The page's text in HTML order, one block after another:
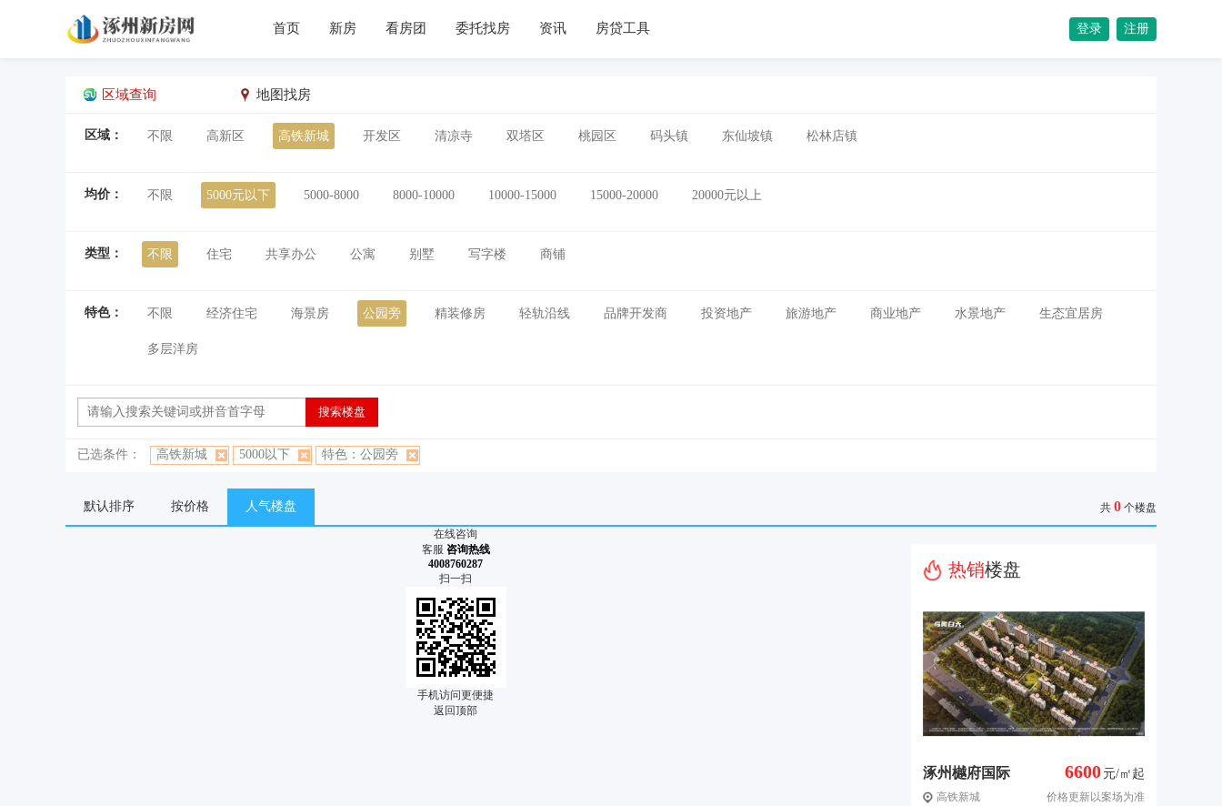
首页 新房 看房团 委托找房 资讯 房贷工具 登录 注册
区域查询 地图找房
区域： 不限 高新区 高铁新城 开发区 清凉寺 双塔区 桃园区 码头镇 东仙坡镇 松林店镇
均价： 不限 5000元以下 5000-8000 8000-10000 10000-15000 15000-20000 20000元以上
类型： 不限 住宅 共享办公 公寓 别墅 写字楼 商铺
特色： 不限 经济住宅 海景房 公园旁 精装修房 轻轨沿线 品牌开发商 投资地产 旅游地产 商业地产 水景地产 生态宜居房
多层洋房
已选条件： 高铁新城 5000以下 特色：公园旁
默认排序 按价格 人气楼盘 共 0 个楼盘
热销楼盘
涿州樾府国际 元/㎡起
6600
高铁新城 价格更新以案场为准
在线咨询
客服 咨询热线
4008760287
扫一扫
手机访问更便捷
返回顶部